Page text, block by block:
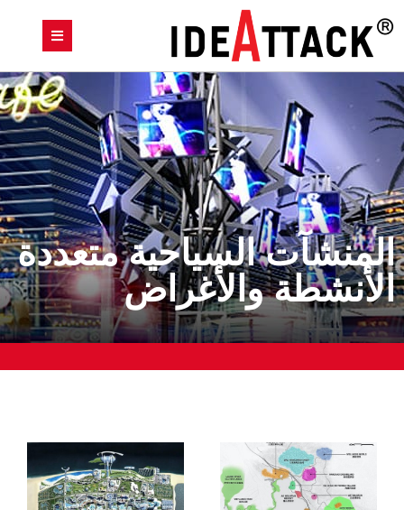
المنشآت السياحية متعددة
الأنشطة والأغراض